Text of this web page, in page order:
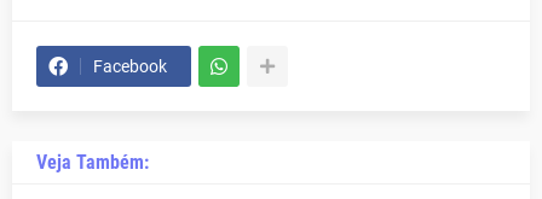
Facebook
Veja Também: